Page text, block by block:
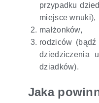
przypadku
miejsce wnuki),
małżonków,
rodziców
dziedziczenia
dziadków).
Jaka